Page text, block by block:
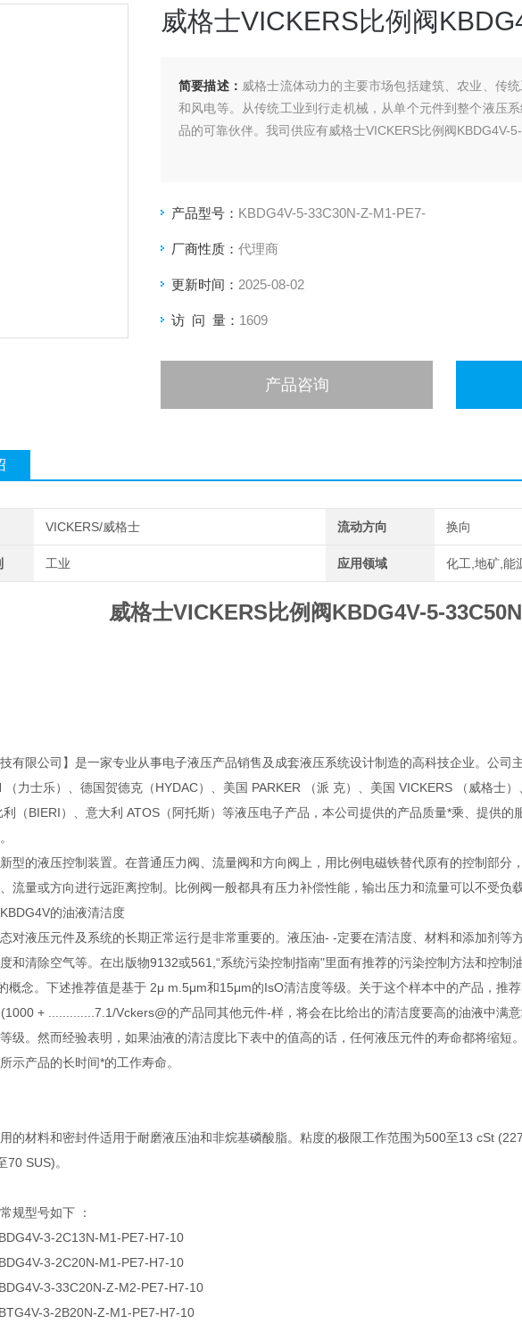
威格士VICKERS比例阀
简要描述： 威格士流体动力的主要市场包括建筑、农业、传
和风电等。从传统工业到行走机械，从单个元件到整个液压
品的可靠伙伴。我司供应有威格士VICKERS比例阀KBDG4V-5-
产品型号： KBDG4V-5-33C30N-Z-M1-PE7-
厂商性质： 代理商
更新时间： 2025-08-02
访 问 量： 1609
产品咨询
VICKERS/威格士 流动方向 换向
工业 应用领域 化工,地矿,能
威格士VICKERS比例阀KBDG4V-5-
技有限公司】是一家专业从事电子液压产品销售及成套液压系统设计制造的高科技企业。公司
（力士乐）、德国贺德克（HYDAC）、美国 PARKER （派 克）、美国 VICKERS （威格士
利（BIERI）、意大利 ATOS（阿托斯）等液压电子产品，本公司提供的产品质量*乘、提供
型的液压控制装置。在普通压力阀、流量阀和方向阀上，用比例电磁铁替代原有的控制部分
流量或方向进行远距离控制。比例阀一般都具有压力补偿性能，输出压力和流量可以不受负
的油液清洁度
对液压元件及系统的长期正常运行是非常重要的。液压油- -定要在清洁度、材料和添加剂等
和清除空气等。在出版物9132或561,“系统污染控制指南"里面有推荐的污染控制方法和控制
概念。下述推荐值是基于 2μ m.5μm和15μm的IsO清洁度等级。关于这个样本中的产品，推
+ .............7.1/Vckers@的产品同其他元件-样，将会在比给出的清洁度要高的油液中满
级。然而经验表明，如果油液的清洁度比下表中的值高的话，任何液压元件的寿命都将缩短
示产品的长时间*的工作寿命。
的材料和密封件适用于耐磨液压油和非烷基磷酸脂。粘度的极限工作范围为500至13 cSt
70 SUS)。
规型号如下 ：
3-2C13N-M1-PE7-H7-10
3-2C20N-M1-PE7-H7-10
3-33C20N-Z-M2-PE7-H7-10
3-2B20N-Z-M1-PE7-H7-10